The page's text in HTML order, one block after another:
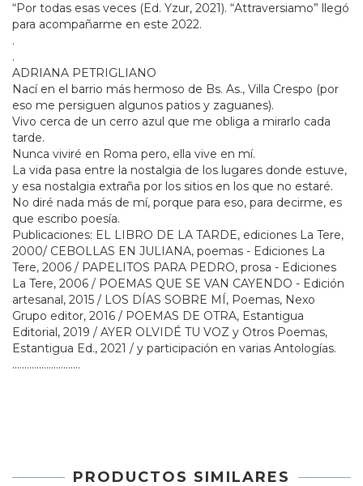
“Por todas esas veces (Ed. Yzur, 2021). “Attraversiamo” llegó
para acompañarme en este 2022.
.
.
ADRIANA PETRIGLIANO
Nací en el barrio más hermoso de Bs. As., Villa Crespo (por
eso me persiguen algunos patios y zaguanes).
Vivo cerca de un cerro azul que me obliga a mirarlo cada
tarde.
Nunca viviré en Roma pero, ella vive en mí.
La vida pasa entre la nostalgia de los lugares donde estuve,
y esa nostalgia extraña por los sitios en los que no estaré.
No diré nada más de mí, porque para eso, para decirme, es
que escribo poesía.
Publicaciones: EL LIBRO DE LA TARDE, ediciones La Tere,
2000/ CEBOLLAS EN JULIANA, poemas - Ediciones La
Tere, 2006 / PAPELITOS PARA PEDRO, prosa - Ediciones
La Tere, 2006 / POEMAS QUE SE VAN CAYENDO - Edición
artesanal, 2015 / LOS DÍAS SOBRE MÍ, Poemas, Nexo
Grupo editor, 2016 / POEMAS DE OTRA, Estantigua
Editorial, 2019 / AYER OLVIDÉ TU VOZ y Otros Poemas,
Estantigua Ed., 2021 / y participación en varias Antologías.
............................
PRODUCTOS SIMILARES